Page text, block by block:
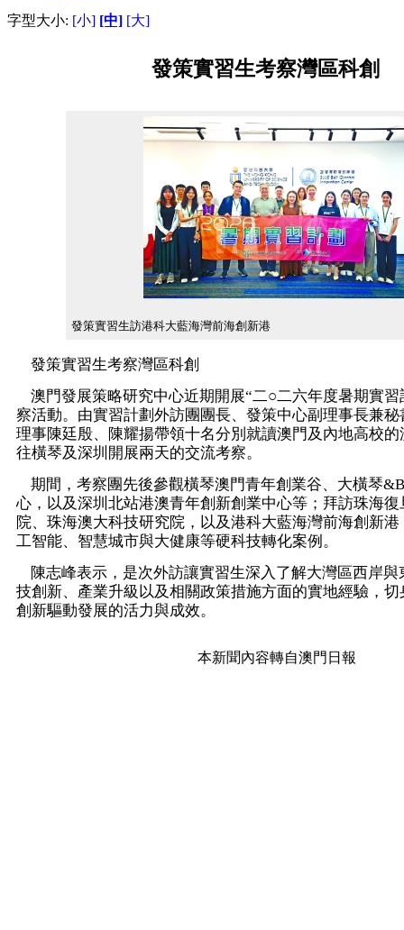
字型大小: [小] [中] [大]
發策實習生考察灣區科創
發策實習生訪港科大藍海灣前海創新港
發策實習生考察灣區科創
澳門發展策略研究中心近期開展“二○二六年度暑期實習
察活動。由實習計劃外訪團團長、發策中心副理事長兼
理事陳廷殷、陳耀揚帶領十名分別就讀澳門及內地高校
往橫琴及深圳開展兩天的交流考察。
期間，考察團先後參觀橫琴澳門青年創業谷、大橫琴
心，以及深圳北站港澳青年創新創業中心等；拜訪珠海復
院、珠海澳大科技研究院，以及港科大藍海灣前海創新
工智能、智慧城市與大健康等硬科技轉化案例。
陳志峰表示，是次外訪讓實習生深入了解大灣區西岸與
技創新、產業升級以及相關政策措施方面的實地經驗，
創新驅動發展的活力與成效。
本新聞內容轉自澳門日報